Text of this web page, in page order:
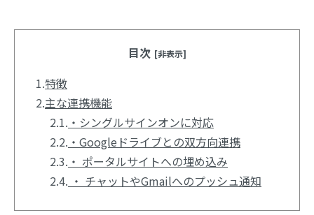
目次 [非表示]
1.特徴
2.主な連携機能
2.1. ・シングルサインオンに対応
2.2. ・Googleドライブとの双方向連携
2.3. ・ ポータルサイトへの埋め込み
2.4. ・ チャットやGmailへのプッシュ通知